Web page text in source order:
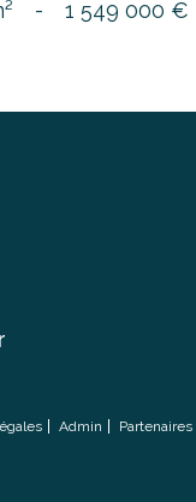
- 1 549 000 €
Admin Partenaires